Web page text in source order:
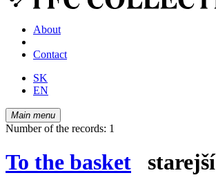
About
Contact
SK
EN
Main menu
Number of the records: 1
To the basket starejší